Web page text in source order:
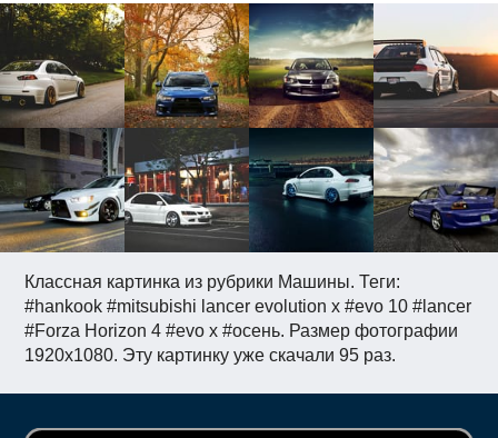
Классная картинка из рубрики Машины. Теги:
#hankook #mitsubishi lancer evolution x #evo 10 #lancer
#Forza Horizon 4 #evo x #осень. Размер фотографии
1920x1080. Эту картинку уже скачали 95 раз.